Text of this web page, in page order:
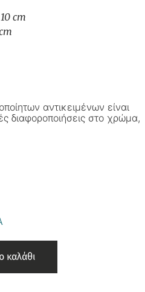
cm
αντικειμένων είναι
διαφοροποιήσεις στο χρώμα,
καλάθι